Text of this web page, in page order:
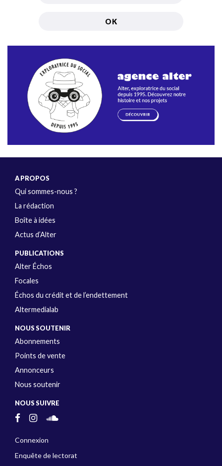
A PROPOS
Qui sommes-nous ?
La rédaction
Boîte à idées
Actus d’Alter
PUBLICATIONS
Alter Échos
Focales
Échos du crédit et de l’endettement
Altermedialab
NOUS SOUTENIR
Abonnements
Points de vente
Annonceurs
Nous soutenir
NOUS SUIVRE
Connexion
Enquête de lectorat